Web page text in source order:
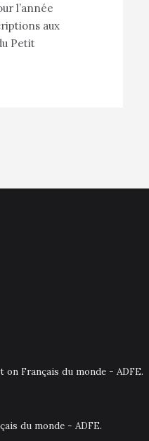
l’année
aux
Petit
Français du monde - ADFE.
du monde - ADFE.